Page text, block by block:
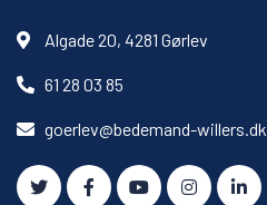
Algade 20, 4281 Gørlev
61 28 03 85
goerlev@bedemand-willers.dk